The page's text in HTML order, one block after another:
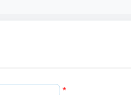
*